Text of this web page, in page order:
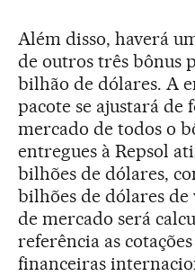
Além disso, haverá
de outros três bônus
bilhão de dólares. A
pacote se ajustará de
mercado de todos o
entregues à Repsol
bilhões de dólares,
bilhões de dólares
de mercado será
referência as
financeiras